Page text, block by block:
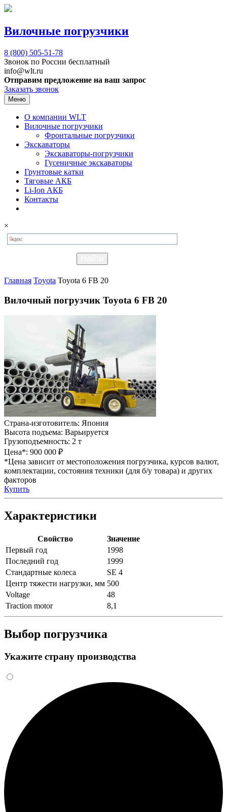
Вилочные погрузчики
8 (800) 505-51-78
Звонок по России бесплатный
info@wlt.ru
Отправим предложение на ваш запрос
Заказать звонок
Меню
О компании WLT
Вилочные погрузчики
Фронтальные погрузчики
Экскаваторы
Экскаваторы-погрузчики
Гусеничные экскаваторы
Грунтовые катки
Тяговые АКБ
Li-Ion АКБ
Контакты
×
Главная Toyota Toyota 6 FB 20
Вилочный погрузчик Toyota 6 FB 20
Страна-изготовитель: Япония
Высота подъема: Варьируется
Грузоподъемность: 2 т
Цена*: 900 000 ₽
*Цена зависит от местоположения погрузчика, курсов валют,
комплектации, состояния техники (для б/у товара) и других
факторов
Купить
Характеристики
Свойство
Значение
Первый год
1998
Последний год
1999
Стандартные колеса
SE 4
Центр тяжести нагрузки, мм 500
Voltage
48
Traction motor
8,1
Выбор погрузчика
Укажите страну производства